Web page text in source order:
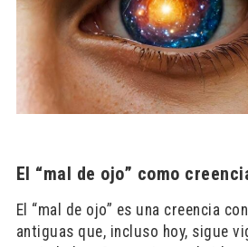
El “mal de ojo” como
El “mal de ojo” es una creencia
antiguas que, incluso hoy, sigue